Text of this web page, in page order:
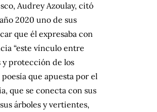
Audrey Azoulay, citó
2020 uno de sus
que él expresaba con
“este vínculo entre
y protección de los
poesía que apuesta por el
que se conecta con sus
árboles y vertientes,